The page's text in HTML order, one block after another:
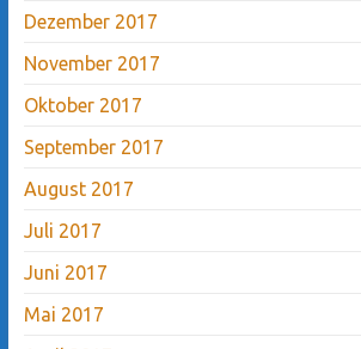
Dezember 2017
November 2017
Oktober 2017
September 2017
August 2017
Juli 2017
Juni 2017
Mai 2017